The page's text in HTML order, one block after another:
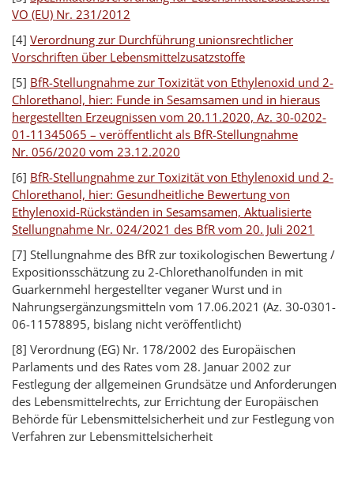
VO (EU) Nr. 231/2012
[4] Verordnung zur Durchführung unionsrechtlicher
Vorschriften über Lebensmittelzusatzstoffe
[5] BfR-Stellungnahme zur Toxizität von Ethylenoxid und 2-
Chlorethanol, hier: Funde in Sesamsamen und in hieraus
hergestellten Erzeugnissen vom 20.11.2020, Az. 30-0202-
01-11345065 – veröffentlicht als BfR-Stellungnahme
Nr. 056/2020 vom 23.12.2020
[6] BfR-Stellungnahme zur Toxizität von Ethylenoxid und 2-
Chlorethanol, hier: Gesundheitliche Bewertung von
Ethylenoxid-Rückständen in Sesamsamen, Aktualisierte
Stellungnahme Nr. 024/2021 des BfR vom 20. Juli 2021
[7] Stellungnahme des BfR zur toxikologischen Bewertung /
Expositionsschätzung zu 2-Chlorethanolfunden in mit
Guarkernmehl hergestellter veganer Wurst und in
Nahrungsergänzungsmitteln vom 17.06.2021 (Az. 30-0301-
06-11578895, bislang nicht veröffentlicht)
[8] Verordnung (EG) Nr. 178/2002 des Europäischen
Parlaments und des Rates vom 28. Januar 2002 zur
Festlegung der allgemeinen Grundsätze und Anforderungen
des Lebensmittelrechts, zur Errichtung der Europäischen
Behörde für Lebensmittelsicherheit und zur Festlegung von
Verfahren zur Lebensmittelsicherheit